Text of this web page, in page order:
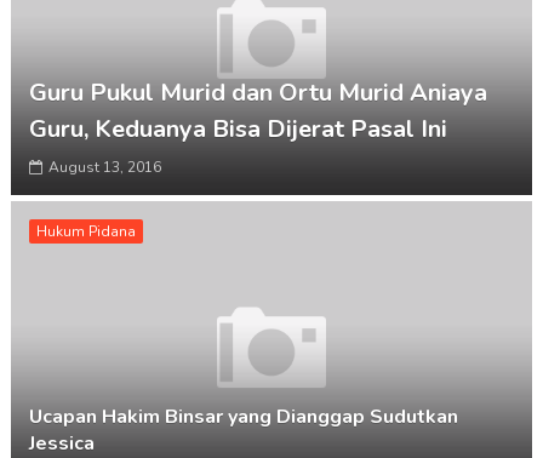
Guru Pukul Murid dan Ortu Murid Aniaya
Guru, Keduanya Bisa Dijerat Pasal Ini
August 13, 2016
Hukum Pidana
Ucapan Hakim Binsar yang Dianggap Sudutkan
Jessica